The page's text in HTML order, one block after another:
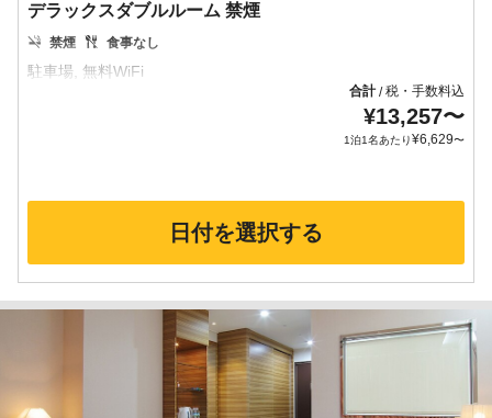
デラックスダブルルーム 禁煙
禁煙 食事なし
合計/税・手数料込
¥13,257〜
1泊1名あたり¥6,629〜
日付を選択する